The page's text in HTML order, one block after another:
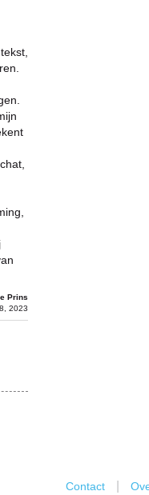
Prins
2023
Contact